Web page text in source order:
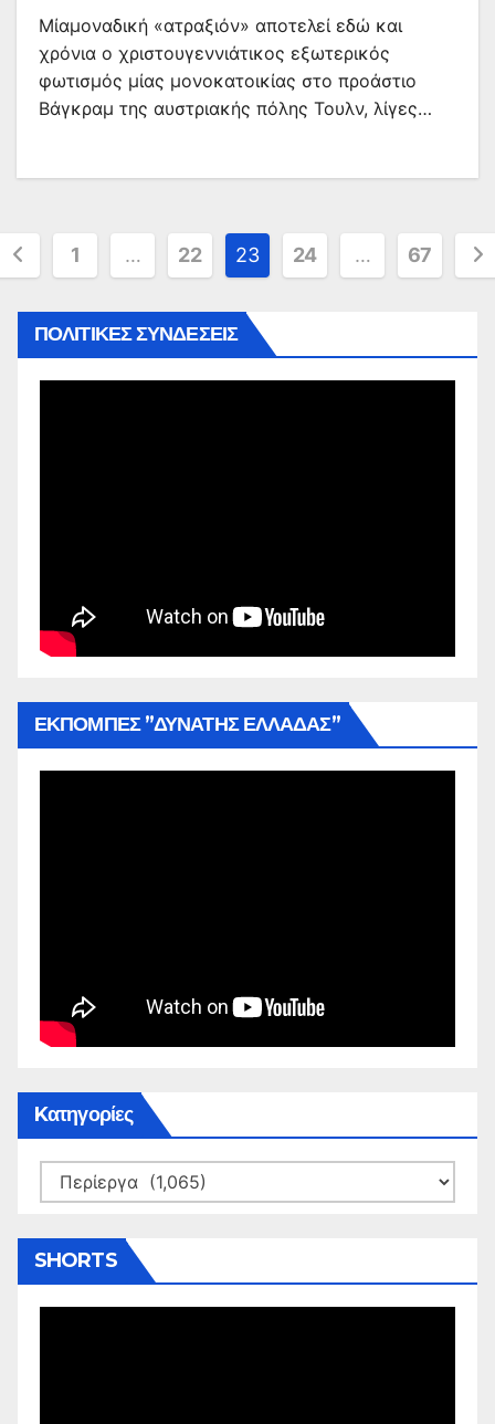
Μίαμοναδική «ατραξιόν» αποτελεί εδώ και
χρόνια ο χριστουγεννιάτικος εξωτερικός
φωτισμός μίας μονοκατοικίας στο προάστιο
Βάγκραμ της αυστριακής πόλης Τουλν, λίγες…
1 … 22 23 24 … 67
ΠΟΛΙΤΙΚΕΣ ΣΥΝΔΕΣΕΙΣ
ΕΚΠΟΜΠΕΣ ”ΔΥΝΑΤΗΣ ΕΛΛΑΔΑΣ”
Kατηγορίες
Kατηγορίες
SHORTS